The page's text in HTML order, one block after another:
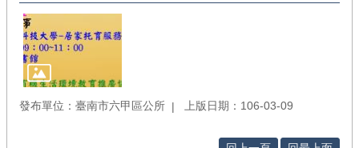
發布單位：臺南市六甲區公所 上版日期：106-03-09